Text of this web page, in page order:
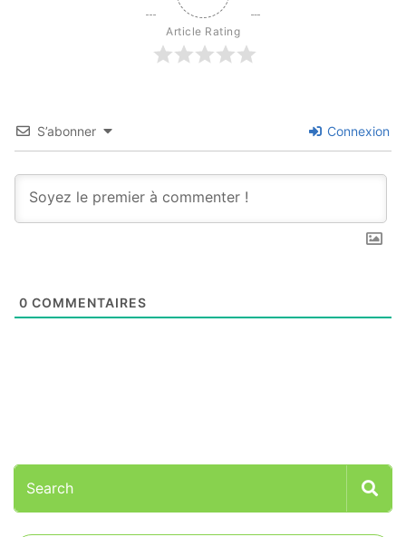
Article Rating
S’abonner Connexion
0 COMMENTAIRES